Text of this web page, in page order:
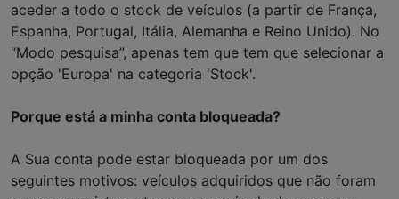
aceder a todo o stock de veículos (a partir de França,
Espanha, Portugal, Itália, Alemanha e Reino Unido). No
“Modo pesquisa”, apenas tem que tem que selecionar a
opção 'Europa' na categoria 'Stock'.
Porque está a minha conta bloqueada?
A Sua conta pode estar bloqueada por um dos
seguintes motivos: veículos adquiridos que não foram